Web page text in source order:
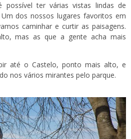
ter várias vistas lindas de
dos nossos lugares favoritos em
caminhar e curtir as paisagens.
mas as que a gente acha mais
até o Castelo, ponto mais alto, e
nos vários mirantes pelo parque.